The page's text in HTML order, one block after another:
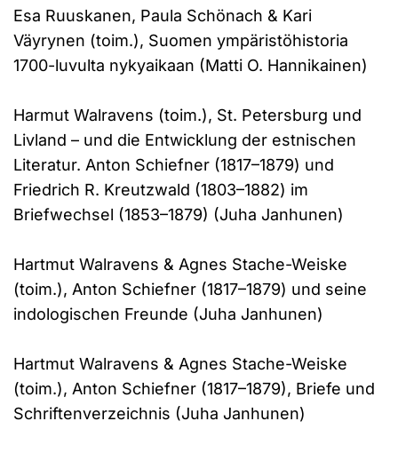
Esa Ruuskanen, Paula Schönach & Kari
Väyrynen (toim.), Suomen ympäristöhistoria
1700-luvulta nykyaikaan (Matti O. Hannikainen)
Harmut Walravens (toim.), St. Petersburg und
Livland – und die Entwicklung der estnischen
Literatur. Anton Schiefner (1817–1879) und
Friedrich R. Kreutzwald (1803–1882) im
Briefwechsel (1853–1879) (Juha Janhunen)
Hartmut Walravens & Agnes Stache-Weiske
(toim.), Anton Schiefner (1817–1879) und seine
indologischen Freunde (Juha Janhunen)
Hartmut Walravens & Agnes Stache-Weiske
(toim.), Anton Schiefner (1817–1879), Briefe und
Schriftenverzeichnis (Juha Janhunen)